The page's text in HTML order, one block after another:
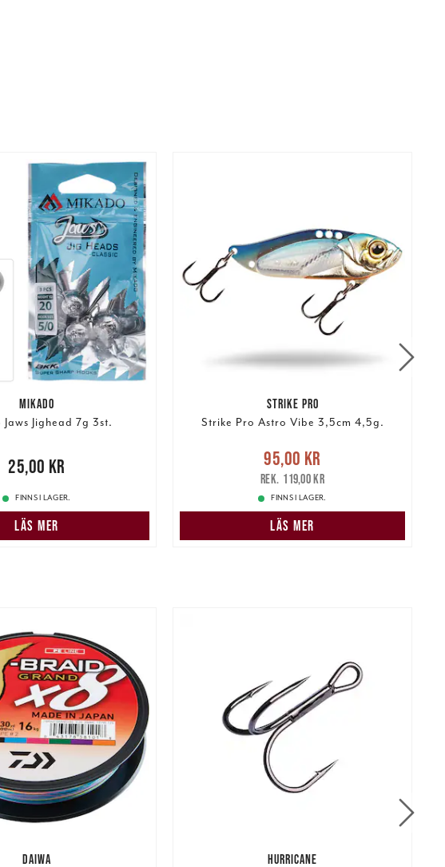
MIKADO
Jighead 7g 3st.
kr25,00 kr
FINNS I LAGER.
LÄS MER
STRIKE PRO
Strike Pro Astro Vibe 3,5cm 4,5g.
Nuvarande pris :95,00 kr
pris: 119,00 kr
95,00 kr
119,00 kr
FINNS I LAGER.
LÄS MER
DAIWA HURRICANE